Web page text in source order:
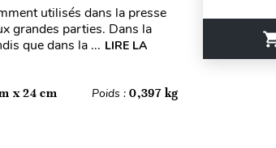
utilisés dans la presse
grandes parties. Dans la
que dans la ... LIRE LA
x 24 cm Poids :0,397 kg